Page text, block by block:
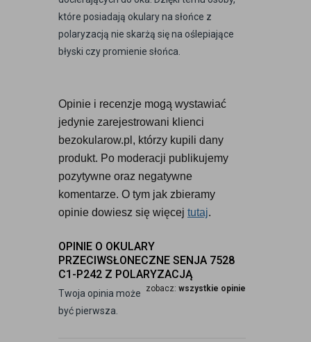
które posiadają okulary na słońce z
polaryzacją nie skarżą się na oślepiające
błyski czy promienie słońca.
Opinie i recenzje mogą wystawiać
jedynie zarejestrowani klienci
bezokularow.pl, którzy kupili dany
produkt. Po moderacji publikujemy
pozytywne oraz negatywne
komentarze. O tym jak zbieramy
opinie dowiesz się więcej tutaj.
OPINIE O OKULARY
PRZECIWSŁONECZNE SENJA 7528
C1-P242 Z POLARYZACJĄ
zobacz: wszystkie opinie
Twoja opinia może
być pierwsza.